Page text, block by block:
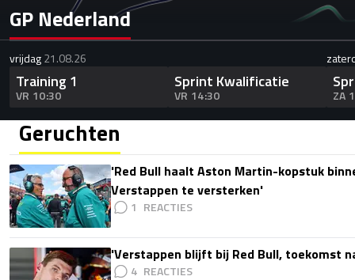
GP Nederland
vrijdag21.08.26
Training 1
VR 10:30
Sprint Kwalificatie
VR 14:30 ZA
Geruchten
'Red Bull haalt Aston Martin-kopstuk
Verstappen te versterken'
1
'Verstappen blijft bij Red Bull, toekomst
4